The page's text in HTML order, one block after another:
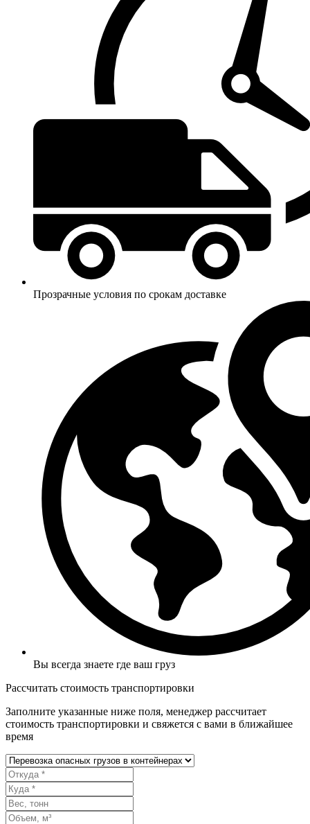
Прозрачные условия по срокам доставке
Вы всегда знаете где ваш груз
Рассчитать стоимость транспортировки
Заполните указанные ниже поля, менеджер рассчитает
стоимость транспортировки и свяжется с вами в ближайшее
время